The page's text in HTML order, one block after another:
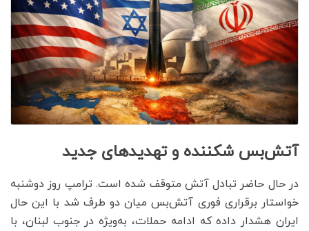
آتش‌بس شکننده و تهدیدهای جدید
در حال حاضر تبادل آتش متوقف شده است. ترامپ روز دوشنبه
خواستار برقراری فوری آتش‌بس میان دو طرف شد با این حال
ایران هشدار داده که ادامه حملات، به‌ویژه در جنوب لبنان، با